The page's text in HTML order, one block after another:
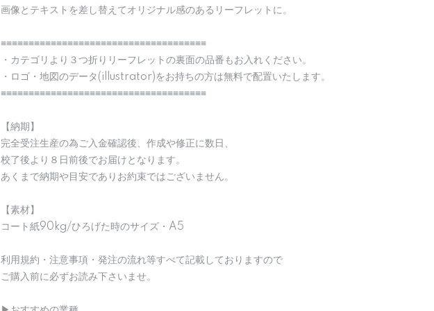
画像とテキストを差し替えてオリジナル感のあるリーフレットに。
≡≡≡≡≡≡≡≡≡≡≡≡≡≡≡≡≡≡≡≡≡≡≡≡≡≡≡≡≡≡≡≡≡≡≡≡≡
・カテゴリより３つ折りリーフレットの裏面の品番もお入れください。
・ロゴ・地図のデータ(illustrator)をお持ちの方は無料で配置いたします。
≡≡≡≡≡≡≡≡≡≡≡≡≡≡≡≡≡≡≡≡≡≡≡≡≡≡≡≡≡≡≡≡≡≡≡≡≡
【納期】
完全受注生産の為ご入金確認後、作成や修正に数日、
校了後より８日前後でお届けとなります。
あくまで納期や目安でありお約束ではございません。
【素材】
コート紙90kg/ひろげた時のサイズ・A5
利用規約・注意事項・発注の流れ等すべて記載しておりますので
ご購入前に必ずお読み下さいませ。